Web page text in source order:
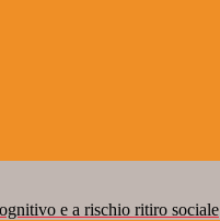
e a rischio ritiro sociale